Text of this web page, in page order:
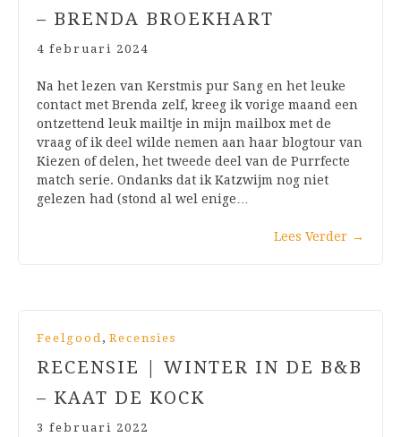
– BRENDA BROEKHART
4 februari 2024
Na het lezen van Kerstmis pur Sang en het leuke
contact met Brenda zelf, kreeg ik vorige maand een
ontzettend leuk mailtje in mijn mailbox met de
vraag of ik deel wilde nemen aan haar blogtour van
Kiezen of delen, het tweede deel van de Purrfecte
match serie. Ondanks dat ik Katzwijm nog niet
gelezen had (stond al wel enige…
Lees Verder →
Feelgood , Recensies
RECENSIE | WINTER IN DE B&B
– KAAT DE KOCK
3 februari 2022